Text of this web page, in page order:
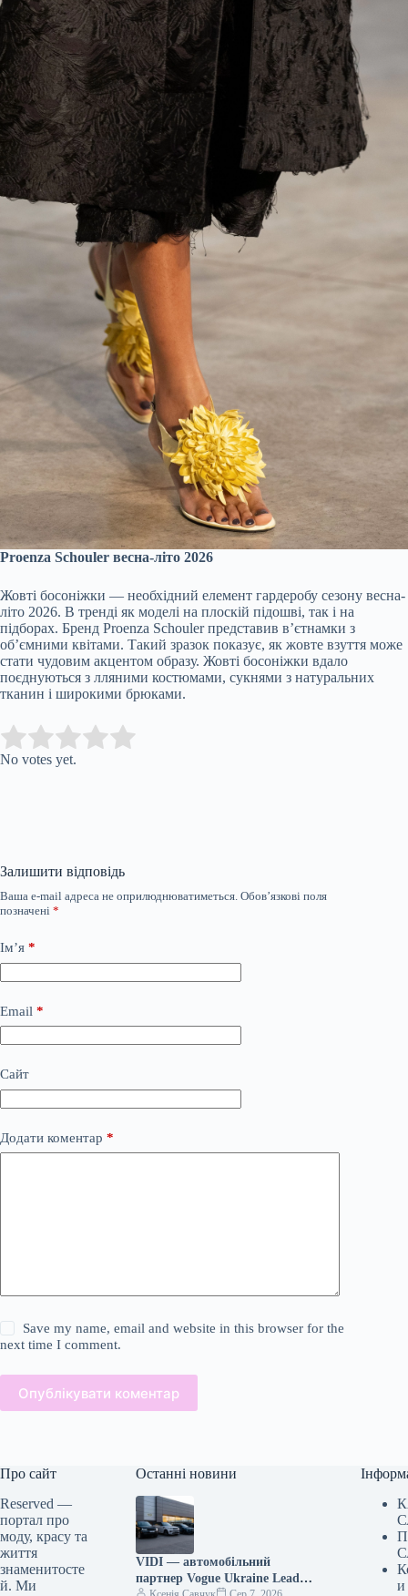
Proenza Schouler весна-літо 2026
Жовті босоніжки — необхідний елемент гардеробу сезону весна-
літо 2026. В тренді як моделі на плоскій підошві, так і на
підборах. Бренд Proenza Schouler представив в’єтнамки з
об’ємними квітами. Такий зразок показує, як жовте взуття може
стати чудовим акцентом образу. Жовті босоніжки вдало
поєднуються з лляними костюмами, сукнями з натуральних
тканин і широкими брюками.
Rate this item:
No votes yet.
Залишити відповідь
Ваша e-mail адреса не оприлюднюватиметься. Обов’язкові поля
позначені *
Ім’я *
Email *
Сайт
Додати коментар *
Save my name, email and website in this browser for the
next time I comment.
Опублікувати коментар
Про сайт
Reserved —
портал про
моду, красу та
життя
знаменитосте
й. Ми
Останні новини
VIDI — автомобільний
партнер Vogue Ukraine Leaders
и